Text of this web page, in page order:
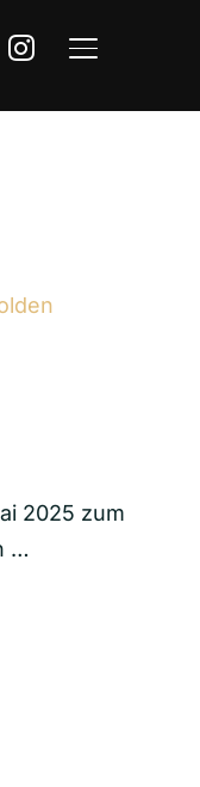
instagram
2025 zum
…